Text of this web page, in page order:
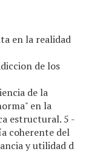
en la realidad
de los
de la
en la
estructural. 5 -
coherente del
y utilidad d